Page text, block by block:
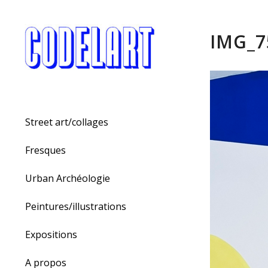
Street art/collages
Fresques
Urban Archéologie
Peintures/illustrations
Expositions
A propos